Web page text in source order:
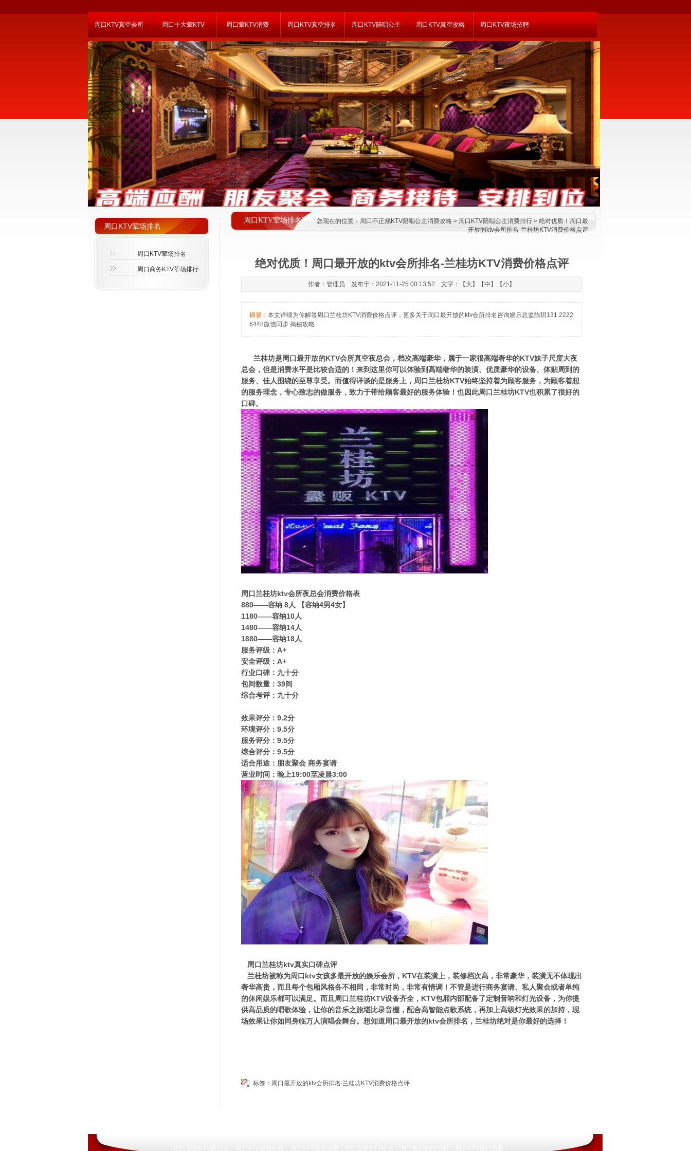
周口KTV真空会所 周口十大荤KTV 周口荤KTV消费 周口KTV真空排名 周口KTV陪唱公主 周口KTV真空攻略 周口KTV夜场招聘
周口KTV荤场排名详情 您现在的位置： 周口不正规KTV陪唱公主消费攻略 > 周口KTV陪唱公主消费排行 > 绝对优质！周口最
开放的ktv会所排名-兰桂坊KTV消费价格点评
周口KTV荤场排名
周口KTV荤场排名
周口商务KTV荤场排行 绝对优质！周口最开放的ktv会所排名-兰桂坊KTV消费价格点评
作者：管理员 发布于：2021-11-25 00:13:52 文字：【 大】【中 】【小】
摘要： 本文详细为你解答周口兰桂坊KTV消费价格点评，更多关于周口最开放的ktv会所排名咨询娱乐总监陈玥131 2222
6448微信同步 揭秘攻略
兰桂坊是周口最开放的KTV会所真空夜总会，档次高端豪华，属于一家很高端奢华的KTV妹子尺度大夜
总会，但是消费水平是比较合适的！来到这里你可以体验到高端奢华的装潢、优质豪华的设备、体贴周到的
服务、佳人围绕的至尊享受。而值得详谈的是服务上，周口兰桂坊KTV始终坚持着为顾客服务，为顾客着想
的服务理念，专心致志的做服务，致力于带给顾客最好的服务体验！也因此周口兰桂坊KTV也积累了很好的
口碑。
周口兰桂坊ktv会所夜总会消费价格表
880——容纳 8人 【容纳4男4女】
1180——容纳10人
1480——容纳14人
1880——容纳18人
服务评级：A+
安全评级：A+
行业口碑：九十分
包间数量：39间
综合考评：九十分
效果评分：9.2分
环境评分：9.5分
服务评分：9.5分
综合评分：9.5分
适合用途：朋友聚会 商务宴请
营业时间：晚上19:00至凌晨3:00
周口兰桂坊ktv真实口碑点评
兰桂坊被称为周口ktv女孩多最开放的娱乐会所，KTV在装潢上，装修档次高，非常豪华，装潢无不体现出
奢华高贵，而且每个包厢风格各不相同，非常时尚，非常有情调！不管是进行商务宴请、私人聚会或者单纯
的休闲娱乐都可以满足。而且周口兰桂坊KTV设备齐全，KTV包厢内部配备了定制音响和灯光设备，为你提
供高品质的唱歌体验，让你的音乐之旅堪比录音棚，配合高智能点歌系统，再加上高级灯光效果的加持，现
场效果让你如同身临万人演唱会舞台。想知道周口最开放的ktv会所排名，兰桂坊绝对是你最好的选择！
标签： 周口最开放的ktv会所排名 兰桂坊KTV消费价格点评